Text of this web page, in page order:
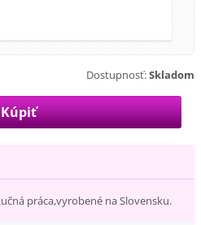
Dostupnosť:Skladom
práca,vyrobené na Slovensku.